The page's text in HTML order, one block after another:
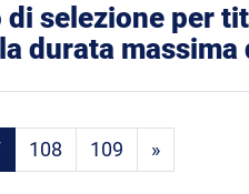
selezione per
durata massima
108 109 »Ultima